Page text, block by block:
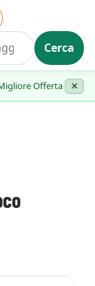
Cerca
Offerta ✕